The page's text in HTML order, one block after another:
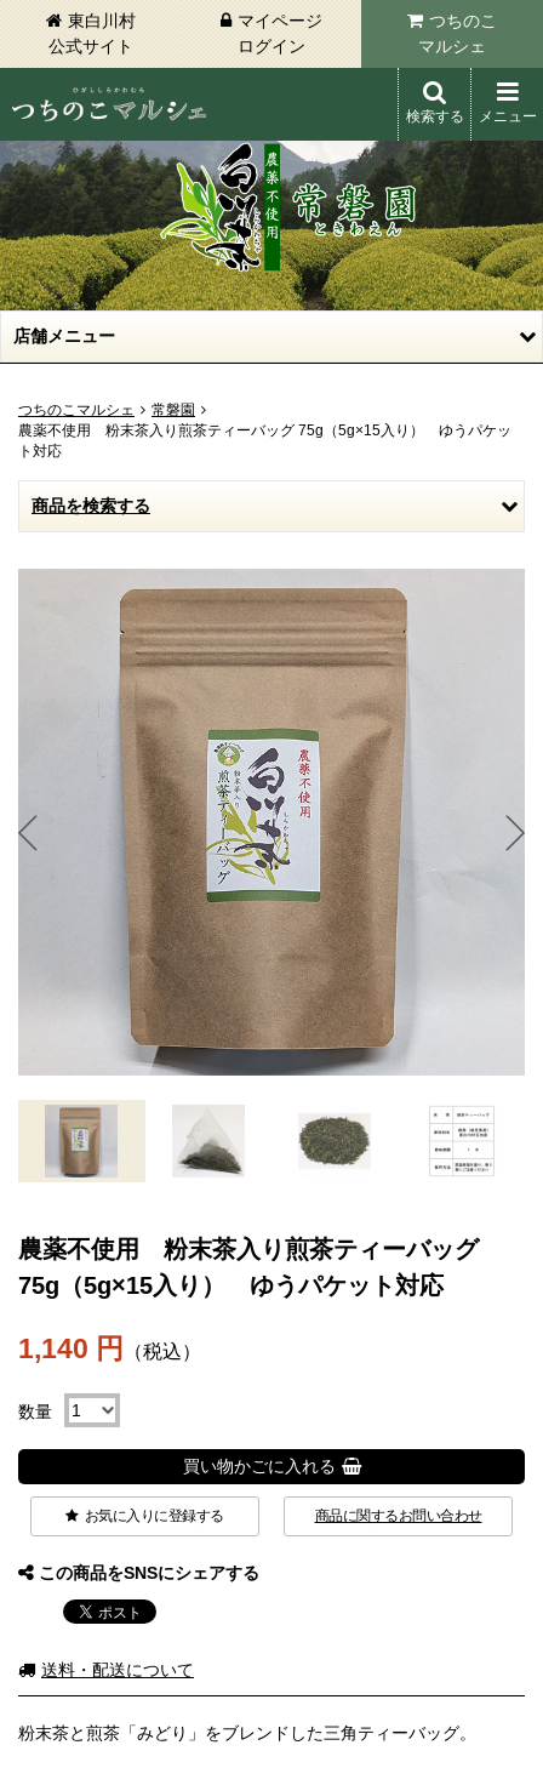
東白川村
公式サイト
マイページ
ログイン
つちのこ
マルシェ
東白川村 つちのこマルシェ
検索する メニュー
店舗メニュー
つちのこマルシェ
常磐園
農薬不使用 粉末茶入り煎茶ティーバッグ 75g（5g×15入り） ゆうパケッ
ト対応
商品を検索する
農薬不使用 粉末茶入り煎茶ティーバッグ
75g（5g×15入り） ゆうパケット対応
1,140 円 （税込）
数量
買い物かごに入れる
お気に入りに登録する 商品に関するお問い合わせ
この商品をSNSにシェアする
送料・配送について
粉末茶と煎茶「みどり」をブレンドした三角ティーバッグ。